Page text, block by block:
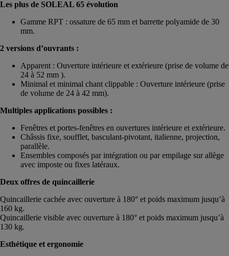
Les plus de SOLEAL 65 évolution
Gamme RPT : ossature de 65 mm et barrette polyamide de 30
mm.
2 versions d’ouvrants :
Apparent : Ouverture intérieure et extérieure (prise de volume de
24 à 52 mm ).
Minimal et minimal chant clippable : Ouverture intérieure (prise
de volume de 24 à 42 mm).
Multiples applications possibles :
Fenêtres et portes-fenêtres en ouvertures intérieure et extérieure.
Châssis fixe, soufflet, basculant-pivotant, italienne, projection,
parallèle.
Ensembles composés par intégration ou par empilage sur allège
avec imposte ou fixes latéraux.
Deux offres de quincaillerie
Quincaillerie cachée avec ouverture à 180° et poids maximum jusqu’à
160 kg.
Quincaillerie visible avec ouverture à 180° et poids maximum jusqu’à
130 kg.
Esthétique et ergonomie